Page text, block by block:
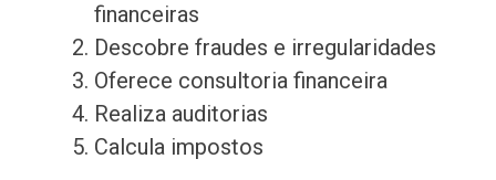
financeiras
Descobre fraudes e irregularidades
Oferece consultoria financeira
Realiza auditorias
Calcula impostos